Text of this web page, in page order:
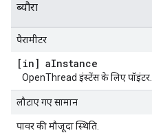
ब्यौरा
पैरामीटर
[in] aInstance
OpenThread इंस्टेंस के लिए पॉइंटर.
लौटाए गए सामान
पावर की मौजूदा स्थिति.